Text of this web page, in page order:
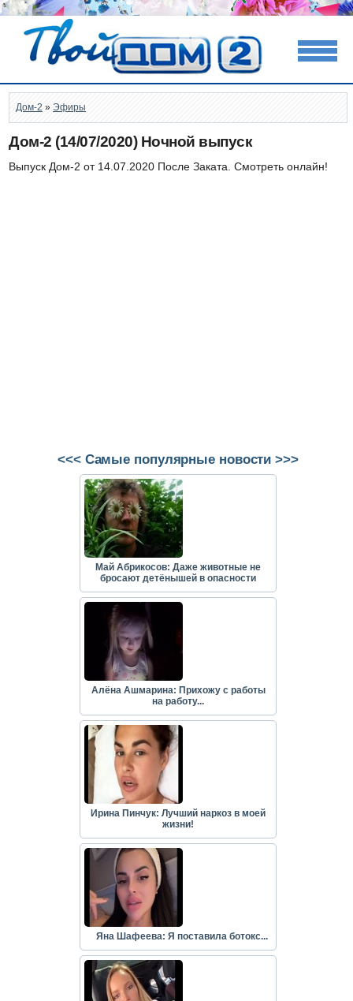
Дом-2 » Эфиры
Дом-2 (14/07/2020) Ночной выпуск
Выпуск Дом-2 от 14.07.2020 После Заката. Смотреть онлайн!
<<< Самые популярные новости >>>
Май Абрикосов: Даже животные не
бросают детёнышей в опасности
Алёна Ашмарина: Прихожу с работы
на работу...
Ирина Пинчук: Лучший наркоз в моей
жизни!
Яна Шафеева: Я поставила ботокс...